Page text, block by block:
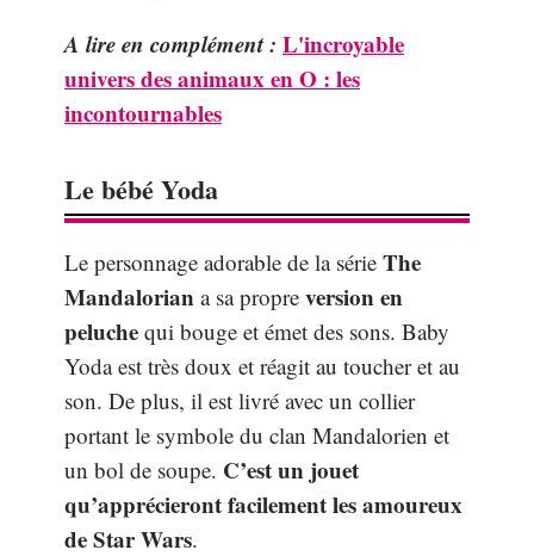
A lire en complément : L'incroyable
univers des animaux en O : les
incontournables
Le bébé Yoda
Le personnage adorable de la série The
Mandalorian a sa propre version en
peluche qui bouge et émet des sons. Baby
Yoda est très doux et réagit au toucher et au
son. De plus, il est livré avec un collier
portant le symbole du clan Mandalorien et
un bol de soupe. C’est un jouet
qu’apprécieront facilement les amoureux
de Star Wars.